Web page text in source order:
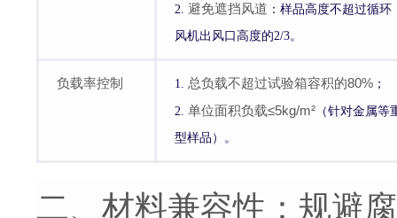
2. 避免遮挡风道 ：样品高度不超过循环
风机出风口高度的2/3。
负载率控制 1. 总负载不超过试验箱容积的80%；
2. 单位面积负载≤5kg/m²（针对金属等
型样品）。
二、材料兼容性：规避